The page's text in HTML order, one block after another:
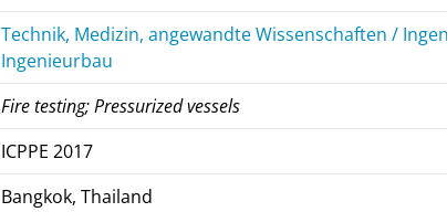
Technik, Medizin, angewandte Wissenschaften /
Ingenieurbau
Fire testing; Pressurized vessels
ICPPE 2017
Bangkok, Thailand